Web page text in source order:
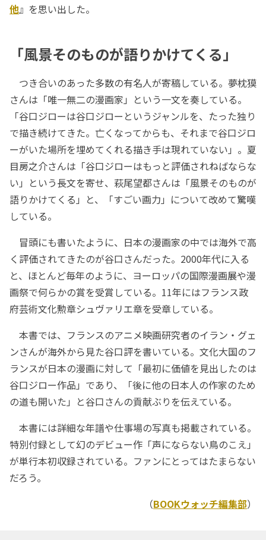
他』を思い出した。
「風景そのものが語りかけてくる」
つき合いのあった多数の有名人が寄稿している。夢枕獏
さんは「唯一無二の漫画家」という一文を奏している。
「谷口ジローは谷口ジローというジャンルを、たった独り
で描き続けてきた。亡くなってからも、それまで谷口ジロ
ーがいた場所を埋めてくれる描き手は現れていない」。夏
目房之介さんは「谷口ジローはもっと評価されねばならな
い」という長文を寄せ、萩尾望都さんは「風景そのものが
語りかけてくる」と、「すごい画力」について改めて驚嘆
している。
冒頭にも書いたように、日本の漫画家の中では海外で高
く評価されてきたのが谷口さんだった。2000年代に入る
と、ほとんど毎年のように、ヨーロッパの国際漫画展や漫
画祭で何らかの賞を受賞している。11年にはフランス政
府芸術文化勲章シュヴァリエ章を受章している。
本書では、フランスのアニメ映画研究者のイラン・グェ
ンさんが海外から見た谷口評を書いている。文化大国のフ
ランスが日本の漫画に対して「最初に価値を見出したのは
谷口ジロー作品」であり、「後に他の日本人の作家のため
の道も開いた」と谷口さんの貢献ぶりを伝えている。
本書には詳細な年譜や仕事場の写真も掲載されている。
特別付録として幻のデビュー作「声にならない鳥のこえ」
が単行本初収録されている。ファンにとってはたまらない
だろう。
（BOOKウォッチ編集部）